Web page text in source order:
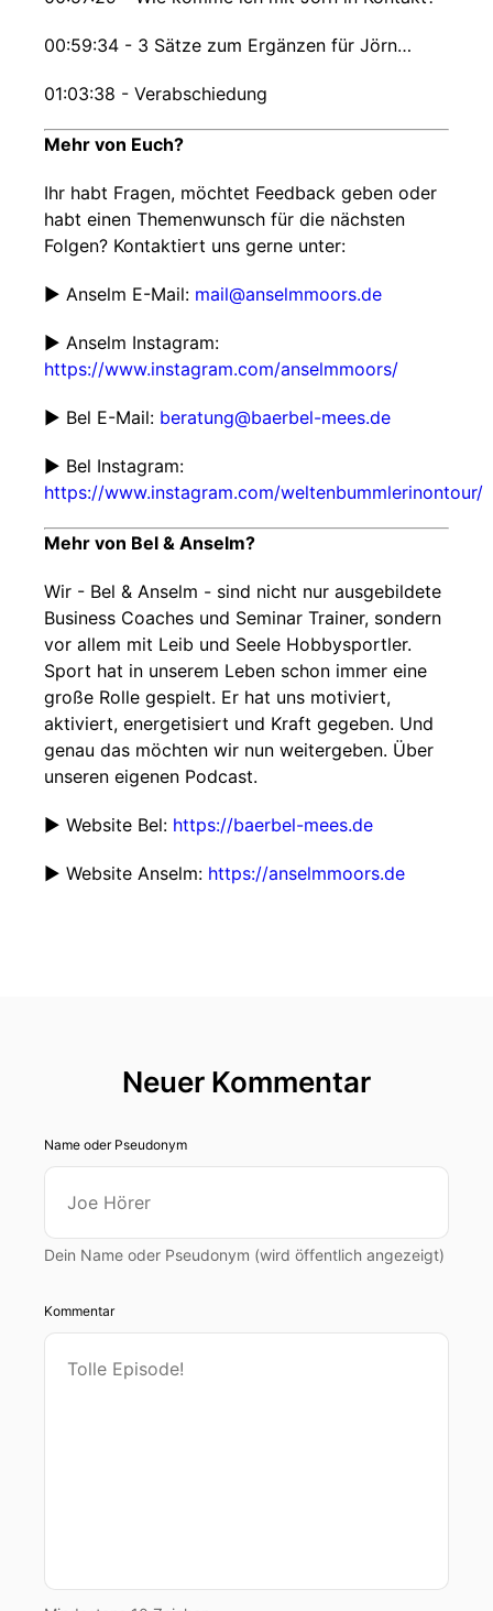
00:59:34 - 3 Sätze zum Ergänzen für Jörn…
01:03:38 - Verabschiedung
Mehr von Euch?
Ihr habt Fragen, möchtet Feedback geben oder
habt einen Themenwunsch für die nächsten
Folgen? Kontaktiert uns gerne unter:
▶ Anselm E-Mail: mail@anselmmoors.de
▶ Anselm Instagram:
https://www.instagram.com/anselmmoors/
▶ Bel E-Mail: beratung@baerbel-mees.de
▶ Bel Instagram:
https://www.instagram.com/weltenbummlerinontour/
Mehr von Bel & Anselm?
Wir - Bel & Anselm - sind nicht nur ausgebildete
Business Coaches und Seminar Trainer, sondern
vor allem mit Leib und Seele Hobbysportler.
Sport hat in unserem Leben schon immer eine
große Rolle gespielt. Er hat uns motiviert,
aktiviert, energetisiert und Kraft gegeben. Und
genau das möchten wir nun weitergeben. Über
unseren eigenen Podcast.
▶ Website Bel: https://baerbel-mees.de
▶ Website Anselm: https://anselmmoors.de
Neuer Kommentar
Name oder Pseudonym
Dein Name oder Pseudonym (wird öffentlich angezeigt)
Kommentar